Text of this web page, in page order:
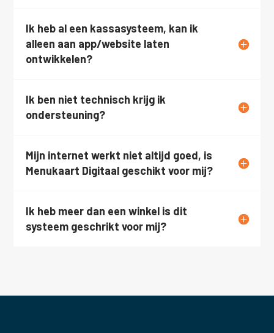
Ik heb al een kassasysteem, kan ik
alleen aan app/website laten
ontwikkelen?
Ik ben niet technisch krijg ik
ondersteuning?
Mijn internet werkt niet altijd goed, is
Menukaart Digitaal geschikt voor mij?
Ik heb meer dan een winkel is dit
systeem geschrikt voor mij?